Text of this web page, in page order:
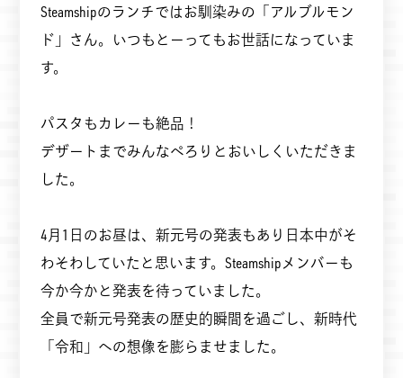
Steamshipのランチではお馴染みの「アルブルモン
ド」さん。いつもとーってもお世話になっていま
す。
パスタもカレーも絶品！
デザートまでみんなぺろりとおいしくいただきま
した。
4月1日のお昼は、新元号の発表もあり日本中がそ
わそわしていたと思います。Steamshipメンバーも
今か今かと発表を待っていました。
全員で新元号発表の歴史的瞬間を過ごし、新時代
「令和」への想像を膨らませました。